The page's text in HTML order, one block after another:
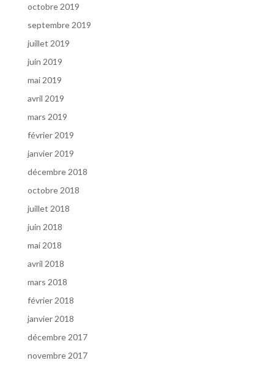
octobre 2019
septembre 2019
juillet 2019
juin 2019
mai 2019
avril 2019
mars 2019
février 2019
janvier 2019
décembre 2018
octobre 2018
juillet 2018
juin 2018
mai 2018
avril 2018
mars 2018
février 2018
janvier 2018
décembre 2017
novembre 2017